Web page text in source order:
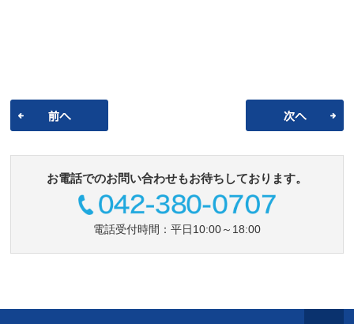
お電話でのお問い合わせもお待ちしております。
電話受付時間：平日10:00～18:00